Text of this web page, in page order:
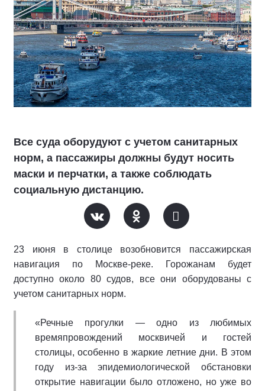
Все суда оборудуют с учетом санитарных
норм, а пассажиры должны будут носить
маски и перчатки, а также соблюдать
социальную дистанцию.
23 июня в столице возобновится пассажирская
навигация по Москве-реке. Горожанам будет
доступно около 80 судов, все они оборудованы с
учетом санитарных норм.
«Речные прогулки — одно из любимых
времяпровождений москвичей и гостей
столицы, особенно в жаркие летние дни. В этом
году из-за эпидемиологической обстановки
открытие навигации было отложено, но уже во